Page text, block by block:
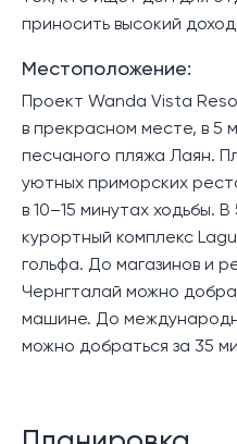
приносить высокий
Местоположение:
Проект Wanda Vista
в прекрасном месте, в 5
песчаного пляжа Лаян.
уютных приморских
в 10–15 минутах ходьбы.
курортный комплекс
гольфа. До магазинов и
Чернгталай можно
машине. До
можно добраться за 35